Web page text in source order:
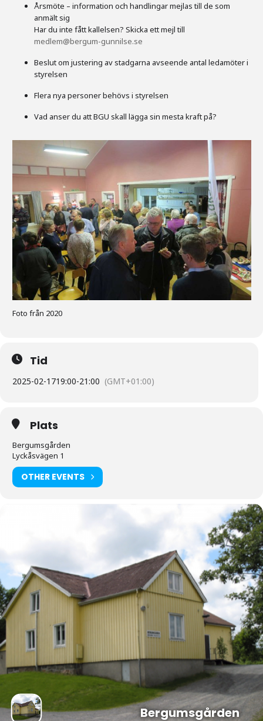
Årsmöte – information och handlingar mejlas till de som
anmält sig
Har du inte fått kallelsen? Skicka ett mejl till
medlem@bergum-gunnilse.se
Beslut om justering av stadgarna avseende antal ledamöter i
styrelsen
Flera nya personer behövs i styrelsen
Vad anser du att BGU skall lägga sin mesta kraft på?
Foto från 2020
Tid
2025-02-1719:00-21:00 (GMT+01:00)
Plats
Bergumsgården
Lyckåsvägen 1
OTHER EVENTS
Bergumsgården